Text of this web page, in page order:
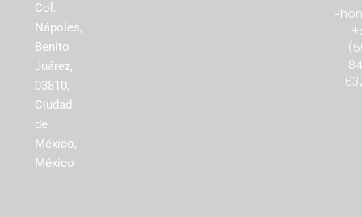
Col.
Nápoles,
Benito
Juárez,
03810,
Ciudad
de
México,
México